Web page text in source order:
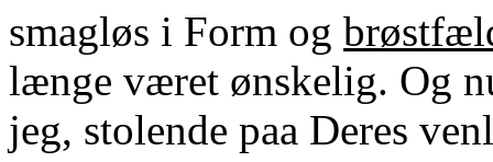
smagløs i Form og
længe været ønskelig. Og
jeg, stolende paa Deres